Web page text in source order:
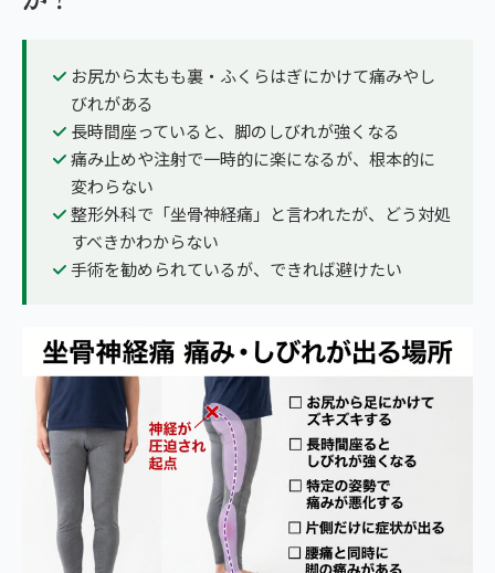
お尻から太もも裏・ふくらはぎにかけて痛みやし
びれがある
長時間座っていると、脚のしびれが強くなる
痛み止めや注射で一時的に楽になるが、根本的に
変わらない
整形外科で「坐骨神経痛」と言われたが、どう対処
すべきかわからない
手術を勧められているが、できれば避けたい